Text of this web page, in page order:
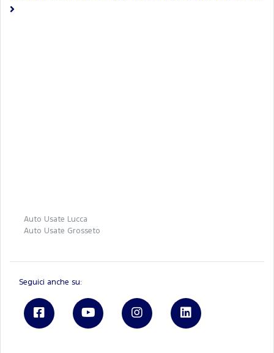
Auto Usate Lucca
Auto Usate Grosseto
Seguici anche su: